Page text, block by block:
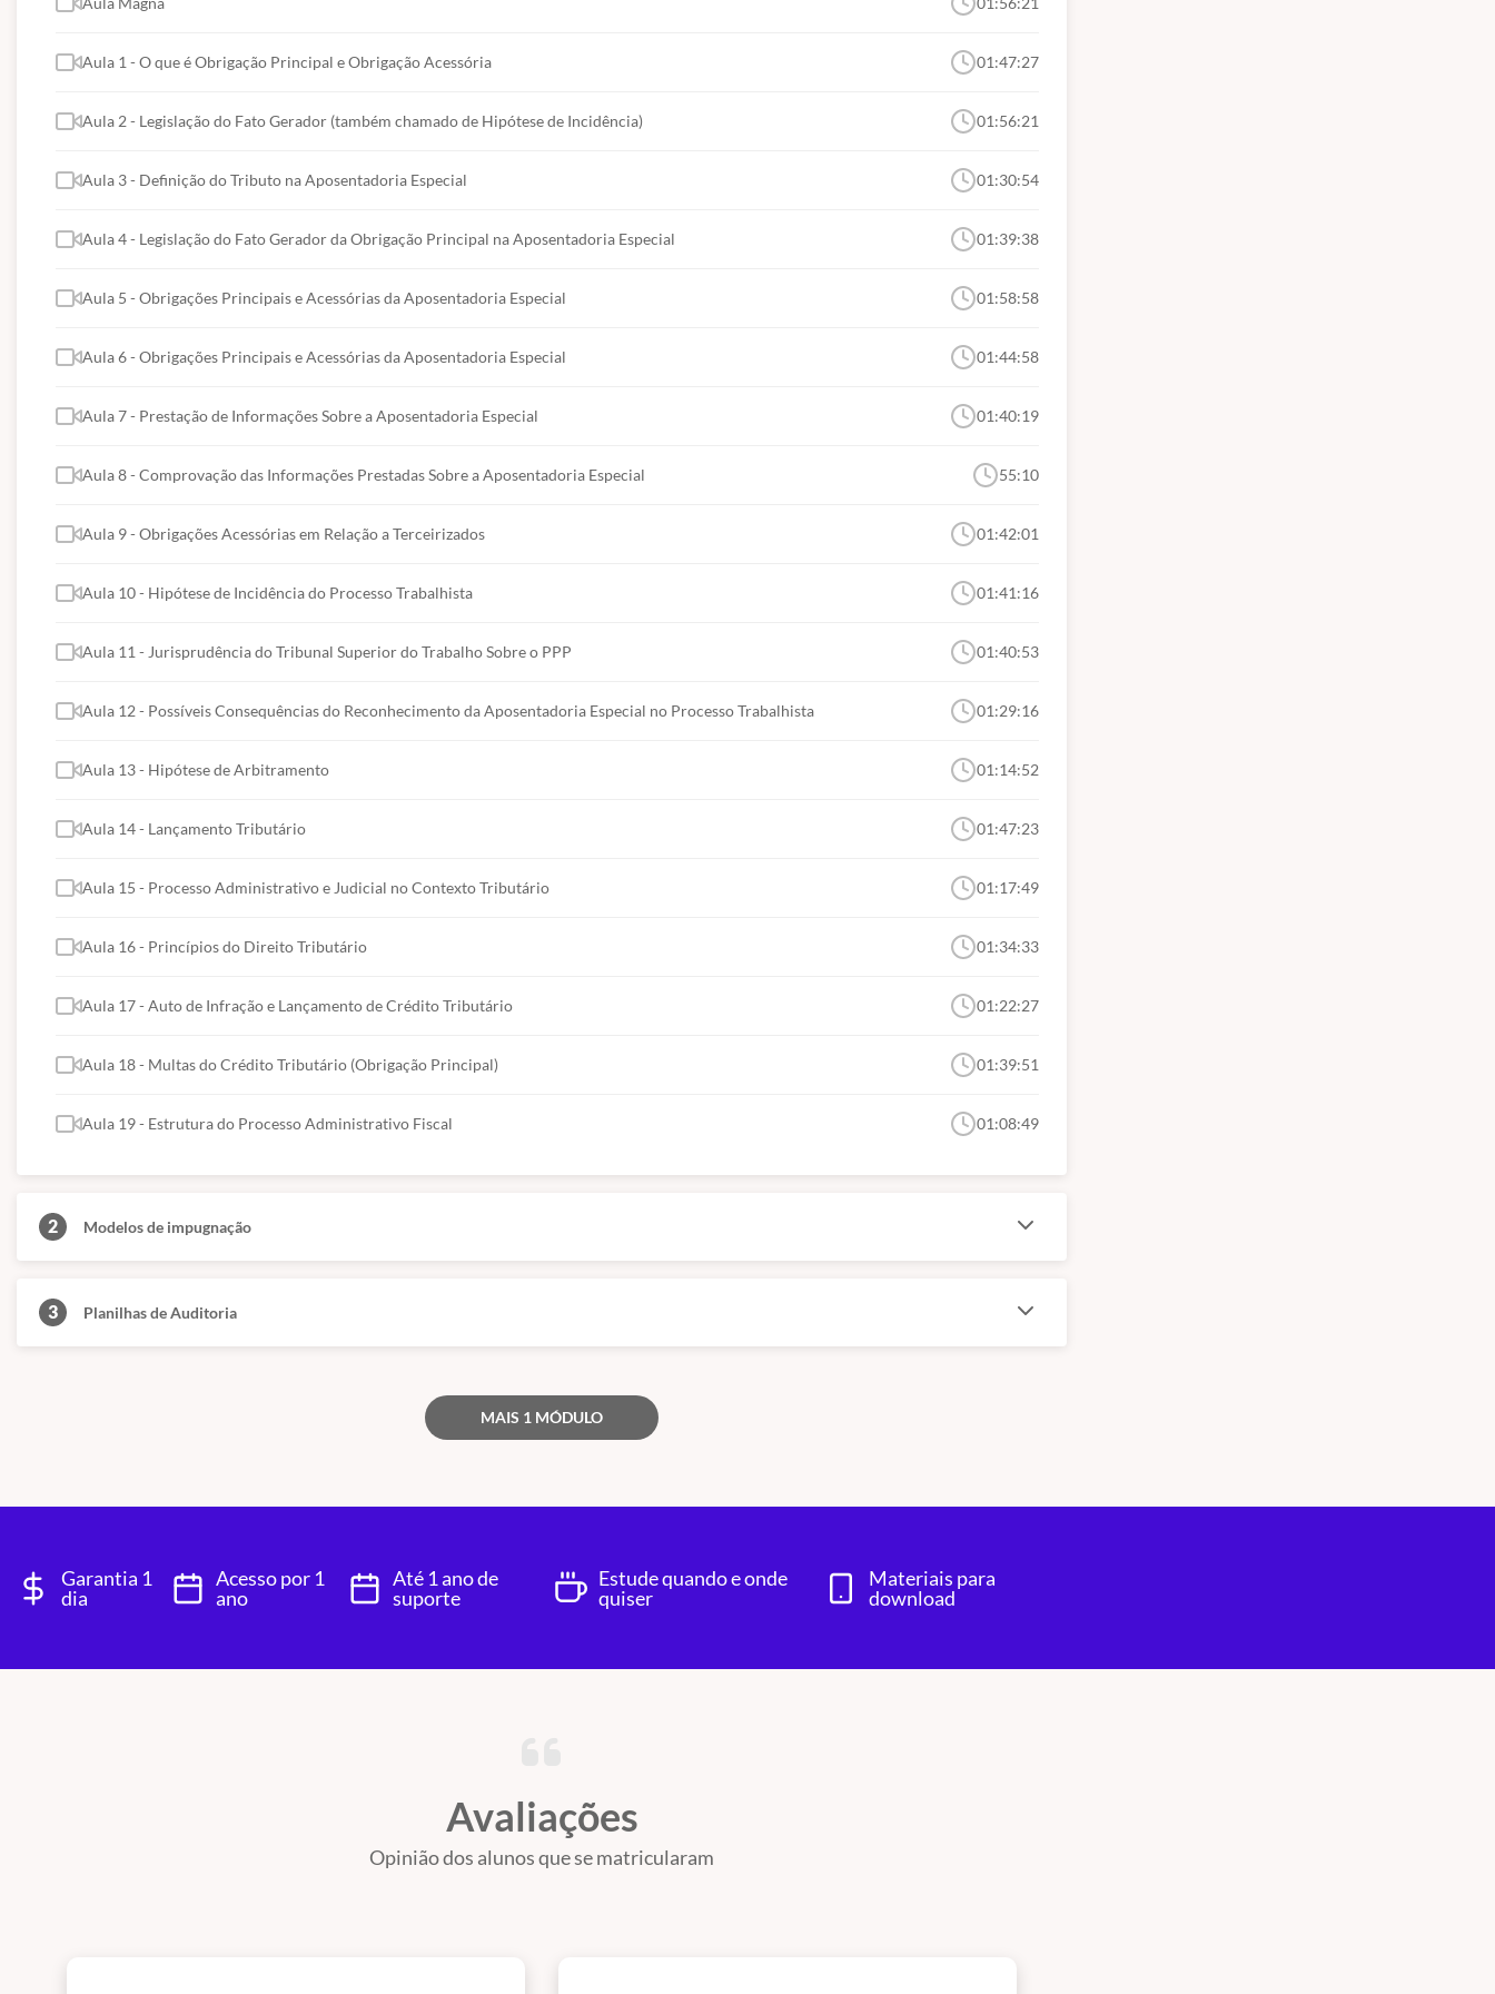
impulso à sua carreira, adquirindo conhecimentos valiosos e práticos que farão de você uma necessidade profissional.
Aula 1 - O que é Obrigação Principal e Obrigação Acessória 01:47:27
Aula 2 - Legislação do Fato Gerador (também chamado de Hipótese de Incidência) 01:56:21
Aula 3 - Definição do Tributo na Aposentadoria Especial 01:30:54
Aula 4 - Legislação do Fato Gerador da Obrigação Principal na Aposentadoria Especial 01:39:38
Aula 5 - Obrigações Principais e Acessórias da Aposentadoria Especial 01:58:58
Aula 6 - Obrigações Principais e Acessórias da Aposentadoria Especial 01:44:58
Aula 7 - Prestação de Informações Sobre a Aposentadoria Especial 01:40:19
Aula 8 - Comprovação das Informações Prestadas Sobre a Aposentadoria Especial 55:10
Aula 9 - Obrigações Acessórias em Relação a Terceirizados 01:42:01
Aula 10 - Hipótese de Incidência do Processo Trabalhista 01:41:16
Aula 11 - Jurisprudência do Tribunal Superior do Trabalho Sobre o PPP 01:40:53
Aula 12 - Possíveis Consequências do Reconhecimento da Aposentadoria Especial no Processo Trabalhista 01:29:16
Aula 13 - Hipótese de Arbitramento 01:14:52
Aula 14 - Lançamento Tributário 01:47:23
Aula 15 - Processo Administrativo e Judicial no Contexto Tributário 01:17:49
Aula 16 - Princípios do Direito Tributário 01:34:33
Aula 17 - Auto de Infração e Lançamento de Crédito Tributário 01:22:27
Aula 18 - Multas do Crédito Tributário (Obrigação Principal) 01:39:51
Aula 19 - Estrutura do Processo Administrativo Fiscal 01:08:49
2 Modelos de impugnação
3 Planilhas de Auditoria
MAIS 1 MÓDULO
Garantia 1
dia
Acesso por 1
ano
Até 1 ano de
suporte
Estude quando e onde
quiser
Materiais para
download
Avaliações
Opinião dos alunos que se matricularam